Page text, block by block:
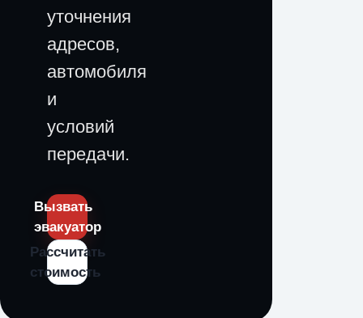
уточнения
адресов,
автомобиля
и
условий
передачи.
Вызвать
эвакуатор
Рассчитать
стоимость